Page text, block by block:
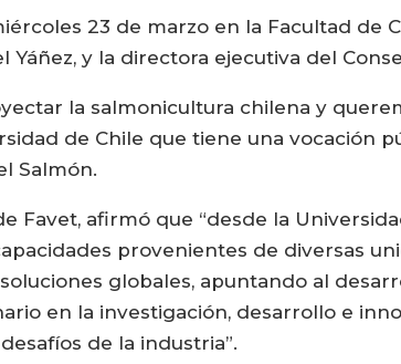
23 de marzo en la Facultad de
Yáñez, y la directora ejecutiva del
la salmonicultura chilena y
de Chile que tiene una vocación
Salmón.
Favet, afirmó que “desde la
provenientes de diversas
globales, apuntando al
en la investigación, desarrollo e
de la industria”.